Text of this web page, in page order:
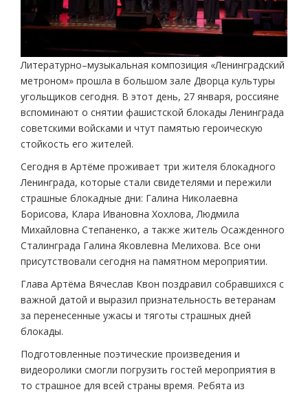
Литературно–музыкальная композиция «Ленинградский
метроном» прошла в большом зале Дворца культуры
угольщиков сегодня. В этот день, 27 января, россияне
вспоминают о снятии фашистской блокады Ленинграда
советскими войсками и чтут памятью героическую
стойкость его жителей.
Сегодня в Артёме проживает три жителя блокадного
Ленинграда, которые стали свидетелями и пережили
страшные блокадные дни: Галина Николаевна
Борисова, Клара Ивановна Хохлова, Людмила
Михайловна Степаненко, а также житель Осажденного
Сталинграда Галина Яковлевна Мелихова. Все они
присутствовали сегодня на памятном мероприятии.
Глава Артёма Вячеслав Квон поздравил собравшихся с
важной датой и выразил признательность ветеранам
за перенесенные ужасы и тяготы страшных дней
блокады.
Подготовленные поэтические произведения и
видеоролики смогли погрузить гостей мероприятия в
то страшное для всей страны время. Ребята из